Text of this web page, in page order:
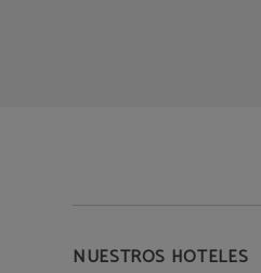
NUESTROS HOTELES